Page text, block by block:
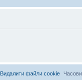
Видалити файли cookie